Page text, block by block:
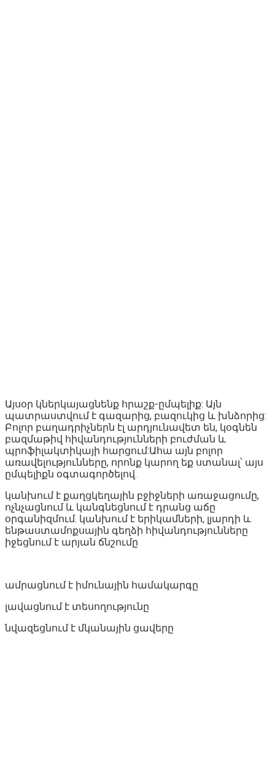
Այսօր կներկայացնենք հրաշք-ըմպելիք: Այն
պատրաստվում է գազարից, բազուկից և խնձորից:
Բոլոր բաղադրիչներն էլ արդյունավետ են, կօգնեն
բազմաթիվ հիվանդությունների բուժման և
պրոֆիլակտիկայի հարցում:Ահա այն բոլոր
առավելությունները, որոնք կարող եք ստանալ՝ այս
ըմպելիքն օգտագործելով.
կանխում է քաղցկեղային բջիջների առաջացումը,
ոչնչացնում և կանգնեցնում է դրանց աճը
օրգանիզմում. կանխում է երիկամների, լյարդի և
ենթաստամոքսային գեղձի հիվանդությունները
իջեցնում է արյան ճնշումը
ամրացնում է իմունային համակարգը
լավացնում է տեսողությունը
նվազեցնում է մկանային ցավերը